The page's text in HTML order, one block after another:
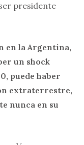
presidente
en la Argentina,
un shock
puede haber
extraterrestre,
nunca en su